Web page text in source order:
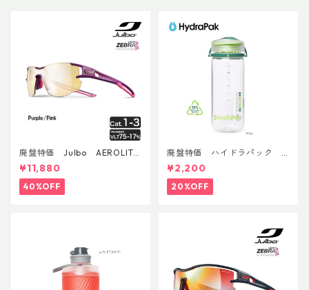
廃盤特価 Julbo AEROLITE
AsianFit
¥11,880
40%OFF
廃盤特価 ハイドラパック
リーコン ツイスト＆シップ 50
0ml
¥2,200
20%OFF